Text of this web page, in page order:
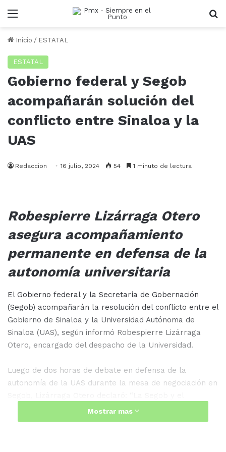
Menu
Inicio / ESTATAL
ESTATAL
Gobierno federal y Segob
acompañarán solución del
conflicto entre Sinaloa y la
UAS
Redaccion 16 julio, 2024 54 1 minuto de lectura
Robespierre Lizárraga Otero
asegura acompañamiento
permanente en defensa de la
autonomía universitaria
El Gobierno federal y la Secretaría de Gobernación
(Segob) acompañarán la resolución del conflicto entre el
Gobierno de Sinaloa y la Universidad Autónoma de
Sinaloa (UAS), según informó Robespierre Lizárraga
Otero, encargado del despacho de la Universidad.
Luego de dos horas de debate en defensa de la
autonomía de la UAS durante la mesa de negociación en
Gobierno federal nos darán acompañamiento
permanente en la resolución del conflicto entre la
Mostrar mas